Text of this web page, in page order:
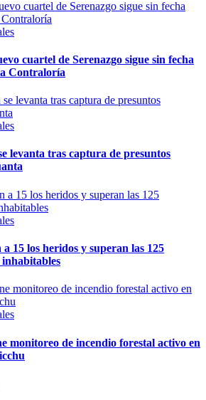
cuartel de Serenazgo sigue sin fecha
Contraloría
levanta tras captura de presuntos
15 los heridos y superan las 125
monitoreo de incendio forestal activo en